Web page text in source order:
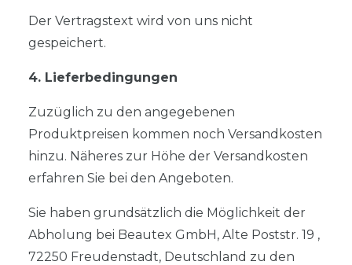
Der Vertragstext wird von uns nicht
gespeichert.
4. Lieferbedingungen
Zuzüglich zu den angegebenen
Produktpreisen kommen noch Versandkosten
hinzu. Näheres zur Höhe der Versandkosten
erfahren Sie bei den Angeboten.
Sie haben grundsätzlich die Möglichkeit der
Abholung bei Beautex GmbH, Alte Poststr. 19 ,
72250 Freudenstadt, Deutschland zu den